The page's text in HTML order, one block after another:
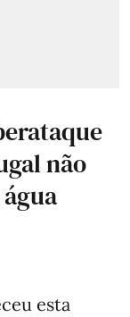
não
esta